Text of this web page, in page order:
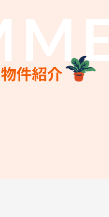
件紹介